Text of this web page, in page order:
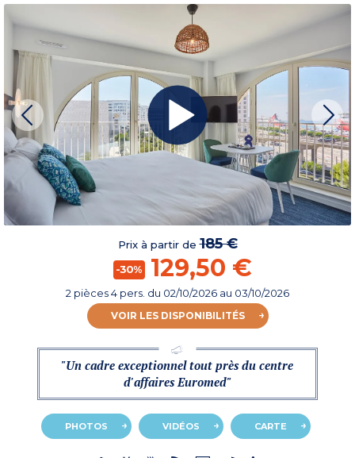
Prix à partir de185 €
-30% 129,50 €
2 pièces 4 pers. du 02/10/2026 au 03/10/2026
VOIR LES DISPONIBILITÉS
"Un cadre exceptionnel tout près du centre
d'affaires Euromed"
PHOTOS VIDÉOS CARTE